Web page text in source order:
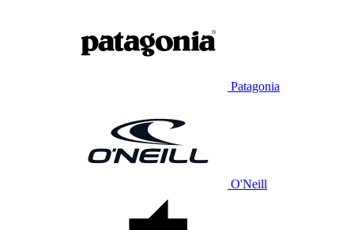
Patagonia
O'Neill